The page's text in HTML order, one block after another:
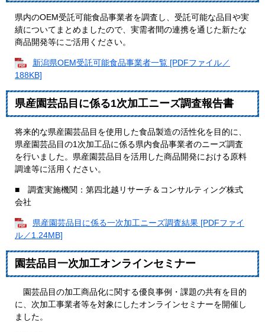
県内のOEM受託可能食品事業者を調査し、受託可能な品目や実
績についてまとめましたので、実需者間の連携を通じた新たな
商品開発等にご活用ください。
新潟県OEM受託可能食品事業者一覧 [PDFファイル／
188KB]
県産園芸品目に係る1次加工ニーズ調査報告書
将来的な県産園芸品目を使用した食品製造の活性化を目的に、
県産園芸品目の1次加工品に係る県内食品事業者のニーズ調査
を行いました。県産園芸品目を活用した商品開発における原料
調達等に活用ください。
■ 調査実施機関：第四北越リサーチ＆コンサルティング株式
会社
県産園芸品目に係る一次加工ニーズ調査結果 [PDFファイ
ル／1.24MB]
園芸品目一次加工オンラインセミナー
園芸品目の加工商品化に関する優良事例・課題の共有を目的
に、次加工事業者等を対象にしたオンラインセミナーを開催し
ました。